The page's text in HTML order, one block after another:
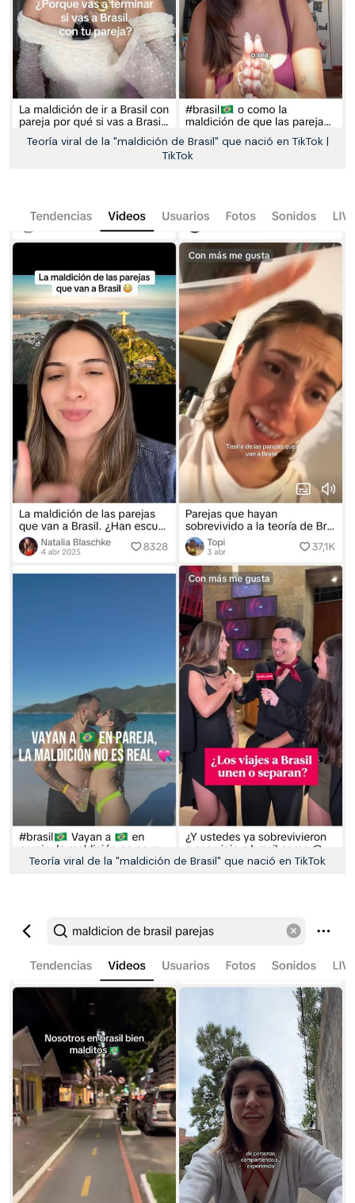
Teoría viral de la "maldición de Brasil" que nació en TikTok |
TikTok
Teoría viral de la "maldición de Brasil" que nació en TikTok